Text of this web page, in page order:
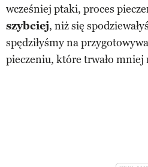
wcześniej ptaki, proces
szybciej, niż się
spędziłyśmy na
pieczeniu, które trwało mniej